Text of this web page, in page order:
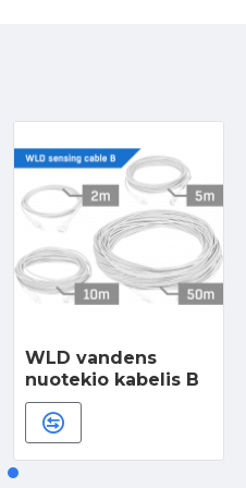
WLD vandens
nuotekio kabelis B